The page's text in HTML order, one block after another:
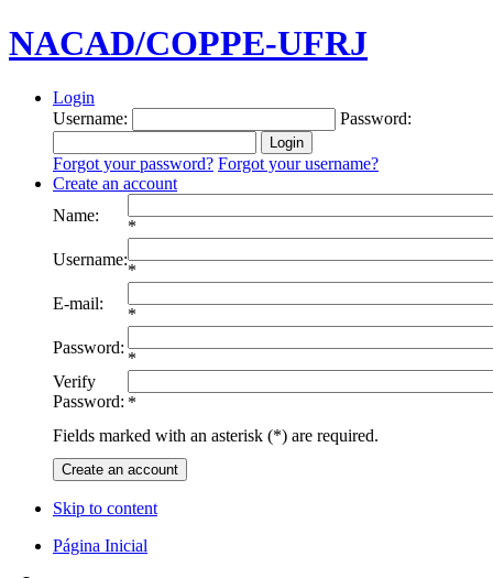
NACAD/COPPE-UFRJ
Login
Username:
Password:
Forgot your password? Forgot your username?
Create an account
Name:
*
Username:
*
E-mail:
*
Password:
*
Verify
Password: *
Fields marked with an asterisk (*) are required.
Create an account
Skip to content
Página Inicial